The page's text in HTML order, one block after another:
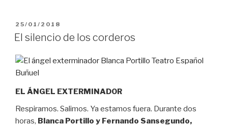
PUBLICADO
EL
25/01/2018
El silencio de los corderos
EL ÁNGEL EXTERMINADOR
Respiramos. Salimos. Ya estamos fuera. Durante dos
horas, Blanca Portillo y Fernando Sansegundo,